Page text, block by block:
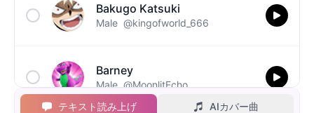
Bakugo Katsuki
Male @kingofworld_666
Barney
Male @MoonlitEcho
テキスト読み上げ AIカバー曲